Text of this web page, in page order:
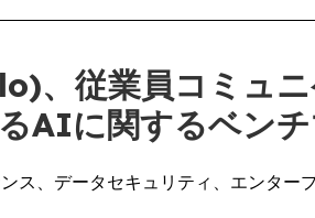
、従業員コミュ
AIに関するベン
ス、データセキュリティ、エンター